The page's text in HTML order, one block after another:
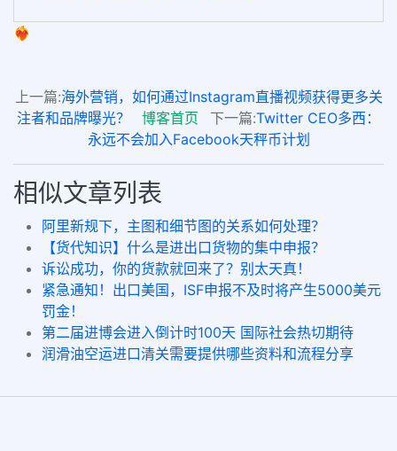
❤️‍🔥
上一篇:海外营销，如何通过Instagram直播视频获得更多关
注者和品牌曝光？
博客首页 下一篇:Twitter CEO多西：
永远不会加入Facebook天秤币计划
相似文章列表
阿里新规下，主图和细节图的关系如何处理？
【货代知识】什么是进出口货物的集中申报？
诉讼成功，你的货款就回来了？别太天真！
紧急通知！出口美国，ISF申报不及时将产生5000美元
罚金！
第二届进博会进入倒计时100天 国际社会热切期待
润滑油空运进口清关需要提供哪些资料和流程分享